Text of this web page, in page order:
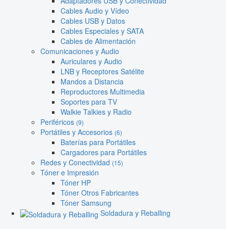
Cables Audio y Vídeo
Cables USB y Datos
Cables Especiales y SATA
Cables de Alimentación
Comunicaciones y Audio
Auriculares y Audio
LNB y Receptores Satélite
Mandos a Distancia
Reproductores Multimedia
Soportes para TV
Walkie Talkies y Radio
Periféricos (9)
Portátiles y Accesorios (6)
Baterías para Portátiles
Cargadores para Portátiles
Redes y Conectividad (15)
Tóner e Impresión
Tóner HP
Tóner Otros Fabricantes
Tóner Samsung
Soldadura y Reballing